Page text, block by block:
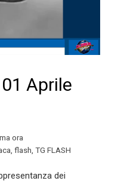
01 Aprile
ora
, flash, TG FLASH
dei